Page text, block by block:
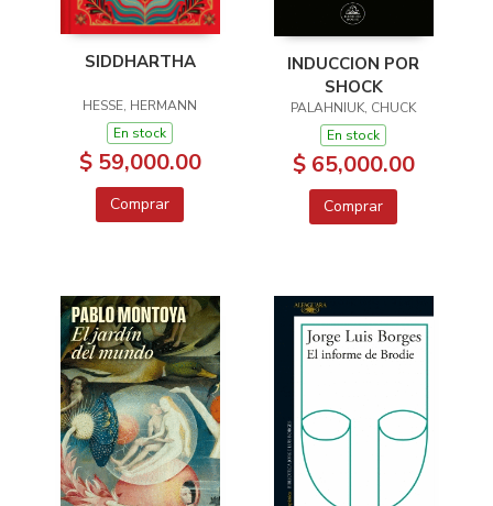
SIDDHARTHA
HESSE, HERMANN
En stock
$ 59,000.00
Comprar
INDUCCION POR
SHOCK
PALAHNIUK, CHUCK
En stock
$ 65,000.00
Comprar